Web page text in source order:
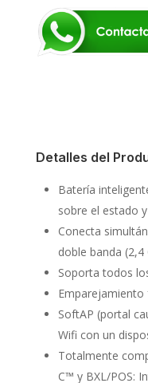
Detalles del
Batería
sobre el estado
Conecta
doble banda (2,4
Soporta todos
SoftAP (portal
Wifi con un
Totalmente
C™ y BXL/POS: